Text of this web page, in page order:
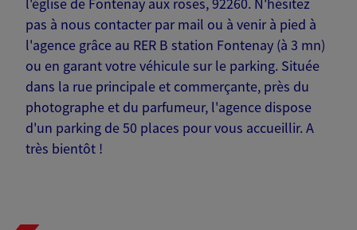
l'église de Fontenay aux roses, 92260. N'hésitez
pas à nous contacter par mail ou à venir à pied à
l'agence grâce au RER B station Fontenay (à 3 mn)
ou en garant votre véhicule sur le parking. Située
dans la rue principale et commerçante, près du
photographe et du parfumeur, l'agence dispose
d'un parking de 50 places pour vous accueillir. A
très bientôt !